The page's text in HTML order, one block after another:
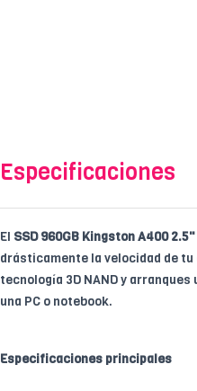
Especificaciones
El SSD 960GB Kingston A400
drásticamente la velocidad de
tecnología 3D NAND y
una PC o notebook.
Especificaciones principales